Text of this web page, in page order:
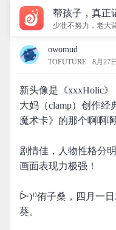
帮孩子，真正
少壮不努力，老大
owomud
TOFUTURE 8月27
新头像是《xxxHolic》
大妈（clamp）创作
魔术卡》的那个啊啊啊
剧情佳，人物性格分
画面表现力极强！
ᐕ)⁾⁾侑子桑，四月一
葵。